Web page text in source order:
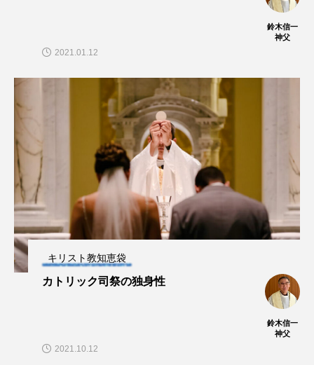
鈴木信一
神父
2021.01.12
キリスト教知恵袋
カトリック司祭の独身性
鈴木信一
神父
2021.10.12